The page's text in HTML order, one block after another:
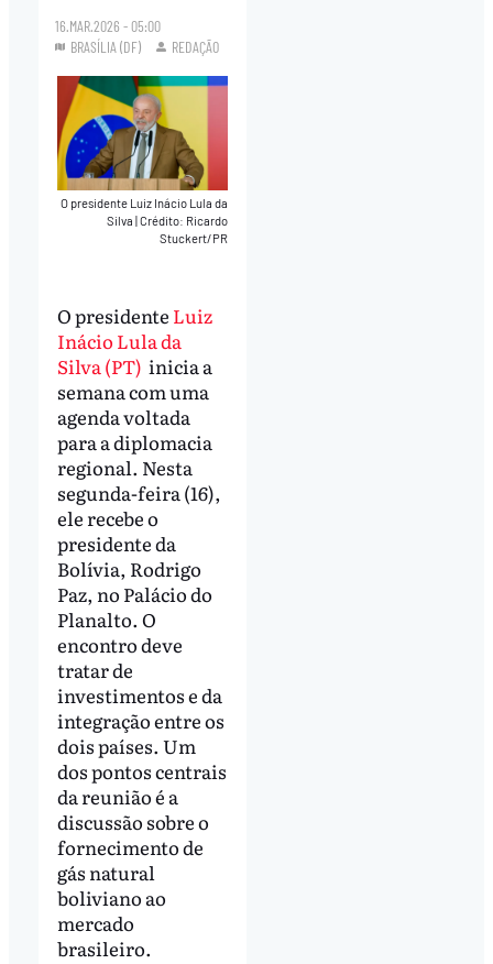
16.MAR.2026 - 05:00
BRASÍLIA (DF)
REDAÇÃO
O presidente Luiz Inácio Lula da
Silva|Crédito: Ricardo
Stuckert/PR
O presidente Luiz
Inácio Lula da
Silva (PT) inicia a
semana com uma
agenda voltada
para a diplomacia
regional. Nesta
segunda-feira (16),
ele recebe o
presidente da
Bolívia, Rodrigo
Paz, no Palácio do
Planalto. O
encontro deve
tratar de
investimentos e da
integração entre os
dois países. Um
dos pontos centrais
da reunião é a
discussão sobre o
fornecimento de
gás natural
boliviano ao
mercado
brasileiro.